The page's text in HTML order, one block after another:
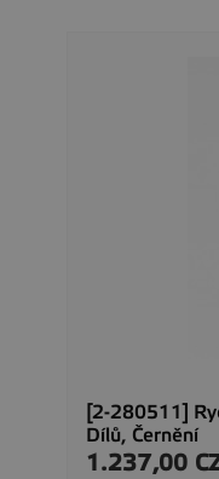
[2-280511]
Dílů, Černění
Preis
1.237,00